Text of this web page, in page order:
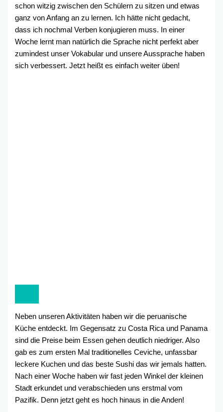
schon witzig zwischen den Schülern zu sitzen und etwas
ganz von Anfang an zu lernen. Ich hätte nicht gedacht,
dass ich nochmal Verben konjugieren muss. In einer
Woche lernt man natürlich die Sprache nicht perfekt aber
zumindest unser Vokabular und unsere Aussprache haben
sich verbessert. Jetzt heißt es einfach weiter üben!
Neben unseren Aktivitäten haben wir die peruanische
Küche entdeckt. Im Gegensatz zu Costa Rica und Panama
sind die Preise beim Essen gehen deutlich niedriger. Also
gab es zum ersten Mal traditionelles Ceviche, unfassbar
leckere Kuchen und das beste Sushi das wir jemals hatten.
Nach einer Woche haben wir fast jeden Winkel der kleinen
Stadt erkundet und verabschieden uns erstmal vom
Pazifik. Denn jetzt geht es hoch hinaus in die Anden!